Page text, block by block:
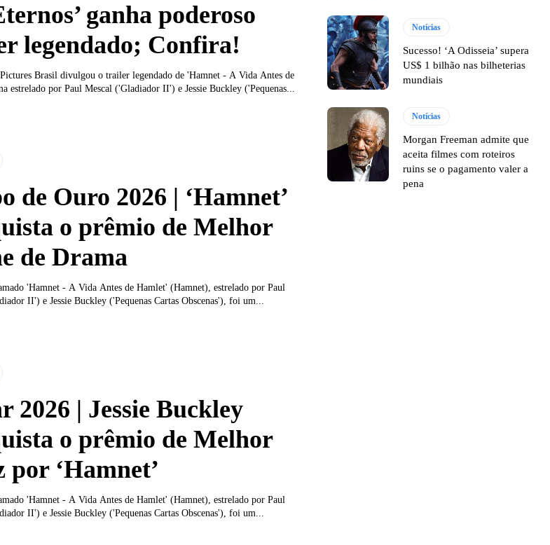
ganha poderoso
legendado; Confira!
Brasil divulgou o trailer legendado de 'Hamnet - A Vida Antes de
estrelado por Paul Mescal ('Gladiador II') e Jessie Buckley ('Pequenas...
de Ouro 2026 | ‘Hamnet’
o prêmio de Melhor
de Drama
'Hamnet - A Vida Antes de Hamlet' (Hamnet), estrelado por Paul
II') e Jessie Buckley ('Pequenas Cartas Obscenas'), foi um...
2026 | Jessie Buckley
o prêmio de Melhor
‘Hamnet’
'Hamnet - A Vida Antes de Hamlet' (Hamnet), estrelado por Paul
II') e Jessie Buckley ('Pequenas Cartas Obscenas'), foi um...
Notícias
Sucesso! ‘A Odisseia’ supera
US$ 1 bilhão nas bilheterias
mundiais
Notícias
Morgan Freeman admite que
aceita filmes com roteiros
ruins se o pagamento valer a
pena